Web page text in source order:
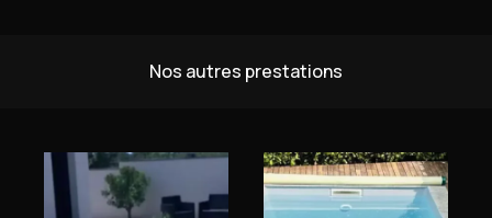
Nos autres prestations